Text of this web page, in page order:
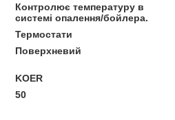
Контролює температуру в
системі опалення/бойлера.
Термостати
Поверхневий
KOER
50